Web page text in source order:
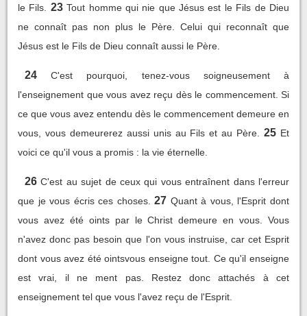
le Fils.
23 Tout homme qui nie que Jésus est le Fils de Dieu
ne connaît pas non plus le Père. Celui qui reconnaît que
Jésus est le Fils de Dieu connaît aussi le Père.
24
C'est pourquoi, tenez-vous soigneusement à
l'enseignement que vous avez reçu dès le commencement. Si
ce que vous avez entendu dès le commencement demeure en
vous, vous demeurerez aussi unis au Fils et au Père.
25 Et
voici ce qu'il vous a promis : la vie éternelle.
26 C'est au sujet de ceux qui vous entraînent dans l'erreur
que je vous écris ces choses. 27 Quant à vous, l'Esprit dont
vous avez été oints par le Christ demeure en vous. Vous
n'avez donc pas besoin que l'on vous instruise, car cet Esprit
dont vous avez été ointsvous enseigne tout. Ce qu'il enseigne
est vrai, il ne ment pas. Restez donc attachés à cet
enseignement tel que vous l'avez reçu de l'Esprit.